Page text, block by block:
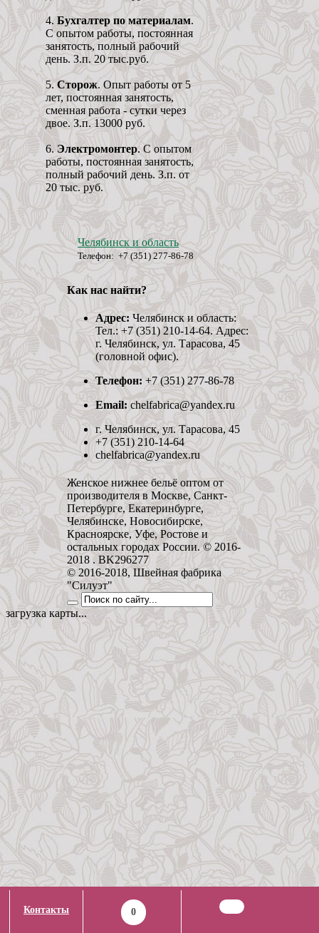
Контакты 0
4. Бухгалтер по материалам.
С опытом работы, постоянная
занятость, полный рабочий
день. З.п. 20 тыс.руб.
5.Сторож. Опыт работы от 5
лет, постоянная занятость,
сменная работа - сутки через
двое. З.п. 13000 руб.
6. Электромонтер. С опытом
работы, постоянная занятость,
полный рабочий день. З.п. от
20 тыс. руб.
Челябинск и область
Телефон: +7 (351) 277-86-78
Как нас найти?
Адрес: Челябинск и область:
Тел.: +7 (351) 210-14-64. Адрес:
г. Челябинск, ул. Тарасова, 45
(головной офис).
Телефон:+7 (351) 277-86-78
Email: chelfabrica@yandex.ru
г. Челябинск, ул. Тарасова, 45
+7 (351) 210-14-64
chelfabrica@yandex.ru
Женское нижнее бельё оптом от
производителя в Москве, Санкт-
Петербурге, Екатеринбурге,
Челябинске, Новосибирске,
Красноярске, Уфе, Ростове и
остальных городах России. © 2016-
2018 . BK296277
© 2016-2018, Швейная фабрика
"Силуэт"
загрузка карты...